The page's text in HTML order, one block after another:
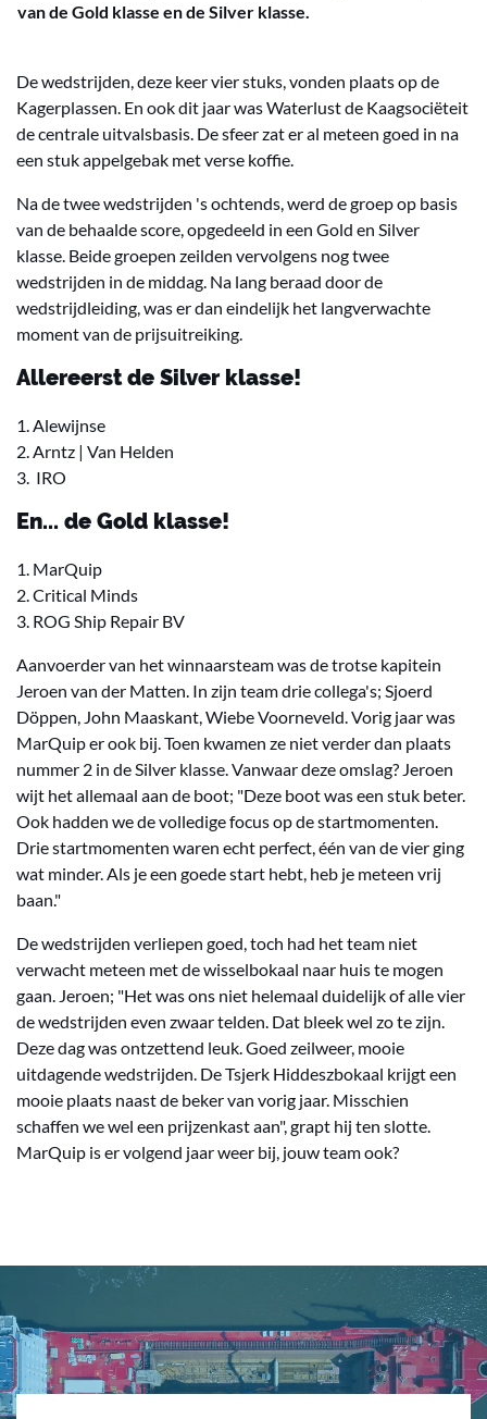
van de Gold klasse en de Silver klasse.
De wedstrijden, deze keer vier stuks, vonden plaats op de
Kagerplassen. En ook dit jaar was Waterlust de Kaagsociëteit
de centrale uitvalsbasis. De sfeer zat er al meteen goed in na
een stuk appelgebak met verse koffie.
Na de twee wedstrijden 's ochtends, werd de groep op basis
van de behaalde score, opgedeeld in een Gold en Silver
klasse. Beide groepen zeilden vervolgens nog twee
wedstrijden in de middag. Na lang beraad door de
wedstrijdleiding, was er dan eindelijk het langverwachte
moment van de prijsuitreiking.
Allereerst de Silver klasse!
1. Alewijnse
2. Arntz | Van Helden
3. IRO
En... de Gold klasse!
1. MarQuip
2. Critical Minds
3. ROG Ship Repair BV
Aanvoerder van het winnaarsteam was de trotse kapitein
Jeroen van der Matten. In zijn team drie collega's; Sjoerd
Döppen, John Maaskant, Wiebe Voorneveld. Vorig jaar was
MarQuip er ook bij. Toen kwamen ze niet verder dan plaats
nummer 2 in de Silver klasse. Vanwaar deze omslag? Jeroen
wijt het allemaal aan de boot; "Deze boot was een stuk beter.
Ook hadden we de volledige focus op de startmomenten.
Drie startmomenten waren echt perfect, één van de vier ging
wat minder. Als je een goede start hebt, heb je meteen vrij
baan."
De wedstrijden verliepen goed, toch had het team niet
verwacht meteen met de wisselbokaal naar huis te mogen
gaan. Jeroen; "Het was ons niet helemaal duidelijk of alle vier
de wedstrijden even zwaar telden. Dat bleek wel zo te zijn.
Deze dag was ontzettend leuk. Goed zeilweer, mooie
uitdagende wedstrijden. De Tsjerk Hiddeszbokaal krijgt een
mooie plaats naast de beker van vorig jaar. Misschien
schaffen we wel een prijzenkast aan", grapt hij ten slotte.
MarQuip is er volgend jaar weer bij, jouw team ook?